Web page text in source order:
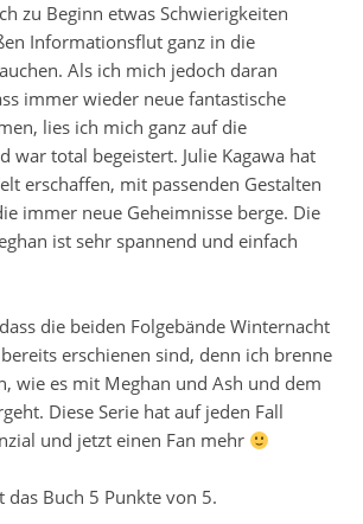
zu Beginn etwas Schwierigkeiten
Informationsflut ganz in die
Als ich mich jedoch daran
immer wieder neue fantastische
lies ich mich ganz auf die
war total begeistert. Julie Kagawa hat
erschaffen, mit passenden Gestalten
immer neue Geheimnisse berge. Die
ist sehr spannend und einfach
die beiden Folgebände Winternacht
erschienen sind, denn ich brenne
wie es mit Meghan und Ash und dem
Diese Serie hat auf jeden Fall
und jetzt einen Fan mehr
Buch 5 Punkte von 5.